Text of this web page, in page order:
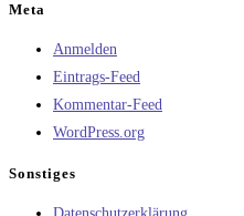
Meta
Anmelden
Eintrags-Feed
Kommentar-Feed
WordPress.org
Sonstiges